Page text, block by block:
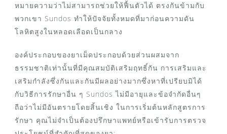
หมายความว่าไม่สามารถช่วยให้ฟื้นตัวได้ ตรงกันข้ามกับ
พวกเขา Sundos ทำให้ปัจจัยทั้งหมดที่มาก่อนความดัน
โลหิตสูงในหลอดเลือดเป็นกลาง
องค์ประกอบของยาเม็ดประกอบด้วยส่วนผสมจาก
ธรรมชาติเท่านั้นที่มีคุณสมบัติเสริมฤทธิ์กัน การเสริมและ
เสริมกำลังซึ่งกันและกันมีผลอย่างมากซึ่งหาที่เปรียบมิได้
กับวิธีการรักษาอื่น ๆ Sundos ไม่มีอายุและข้อจำกัดอื่นๆ
ถือว่าไม่มีอันตรายโดยสิ้นเชิง ในการเริ่มต้นหลักสูตรการ
รักษา คุณไม่จำเป็นต้องปรึกษาแพทย์หรือเข้ารับการตรวจ